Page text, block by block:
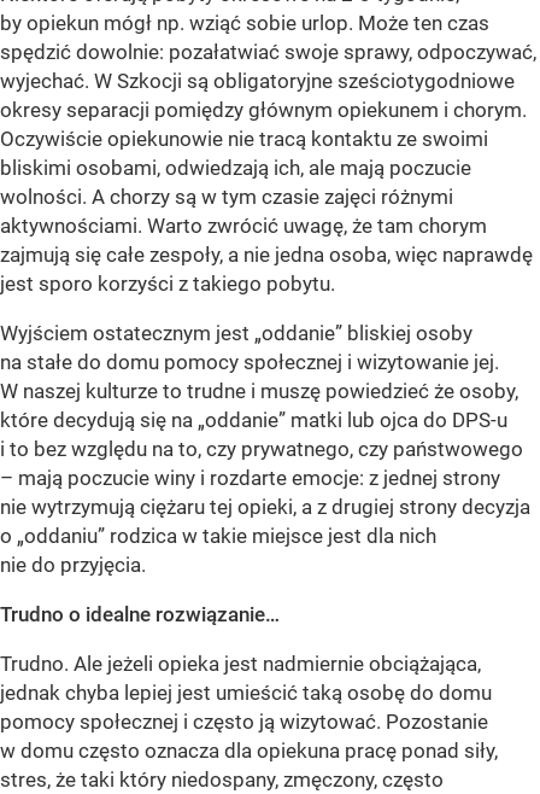
by opiekun mógł np. wziąć sobie urlop. Może ten czas
spędzić dowolnie: pozałatwiać swoje sprawy, odpoczywać,
wyjechać. W Szkocji są obligatoryjne sześciotygodniowe
okresy separacji pomiędzy głównym opiekunem i chorym.
Oczywiście opiekunowie nie tracą kontaktu ze swoimi
bliskimi osobami, odwiedzają ich, ale mają poczucie
wolności. A chorzy są w tym czasie zajęci różnymi
aktywnościami. Warto zwrócić uwagę, że tam chorym
zajmują się całe zespoły, a nie jedna osoba, więc naprawdę
jest sporo korzyści z takiego pobytu.
Wyjściem ostatecznym jest „oddanie” bliskiej osoby
na stałe do domu pomocy społecznej i wizytowanie jej.
W naszej kulturze to trudne i muszę powiedzieć że osoby,
które decydują się na „oddanie” matki lub ojca do DPS-u
i to bez względu na to, czy prywatnego, czy państwowego
– mają poczucie winy i rozdarte emocje: z jednej strony
nie wytrzymują ciężaru tej opieki, a z drugiej strony decyzja
o „oddaniu” rodzica w takie miejsce jest dla nich
nie do przyjęcia.
Trudno o idealne rozwiązanie…
Trudno. Ale jeżeli opieka jest nadmiernie obciążająca,
jednak chyba lepiej jest umieścić taką osobę do domu
pomocy społecznej i często ją wizytować. Pozostanie
w domu często oznacza dla opiekuna pracę ponad siły,
stres, że taki który niedospany, zmęczony, często